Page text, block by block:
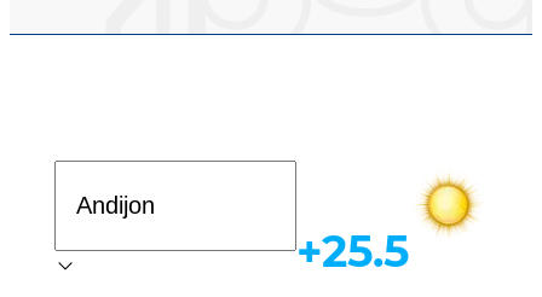
Ob-havo
+25.5